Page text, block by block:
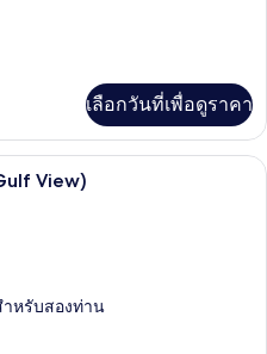
เลือกวันที่เพื่อดูราคา
ตู้นิรภัยในห้องพัก, โต๊ะทำงาน, พื้นที่ท
View)
ำหรับสองท่าน